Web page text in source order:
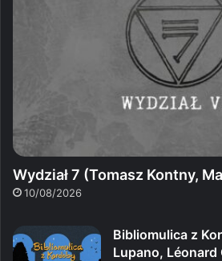
Wydział 7 (Tomasz Kontny,
10/08/2026
Bibliomulica z
Lupano, Léonard